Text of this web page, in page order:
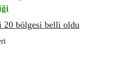
20 bölgesi belli oldu